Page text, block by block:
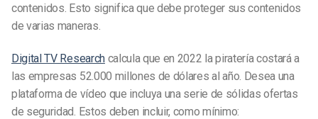
contenidos. Esto significa que debe proteger sus contenidos
de varias maneras.
Digital TV Researchcalcula que en 2022 la piratería costará a
las empresas 52.000 millones de dólares al año. Desea una
plataforma de vídeo que incluya una serie de sólidas ofertas
de seguridad. Estos deben incluir, como mínimo: